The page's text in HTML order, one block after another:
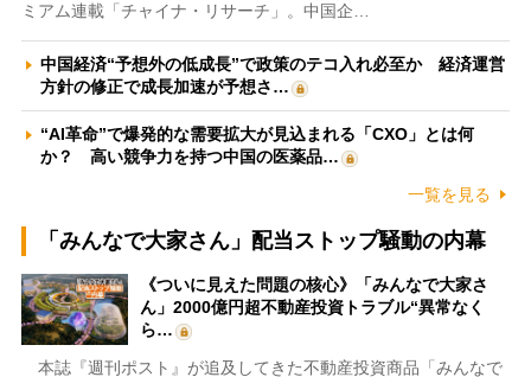
ミアム連載「チャイナ・リサーチ」。中国企…
中国経済“予想外の低成長”で政策のテコ入れ必至か 経済運営
方針の修正で成長加速が予想さ…
“AI革命”で爆発的な需要拡大が見込まれる「CXO」とは何
か？ 高い競争力を持つ中国の医薬品…
一覧を見る
「みんなで大家さん」配当ストップ騒動の内幕
《ついに見えた問題の核心》「みんなで大家さ
ん」2000億円超不動産投資トラブル“異常なく
ら…
本誌『週刊ポスト』が追及してきた不動産投資商品「みんなで